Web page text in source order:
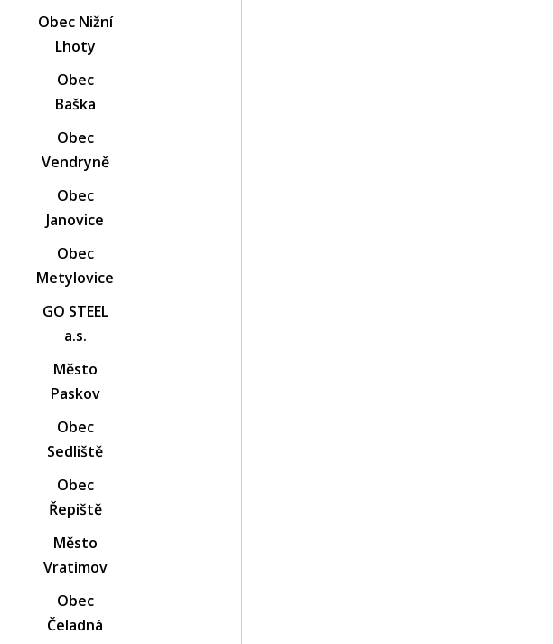
Obec Nižní
Lhoty
Obec
Baška
Obec
Vendryně
Obec
Janovice
Obec
Metylovice
GO STEEL
a.s.
Město
Paskov
Obec
Sedliště
Obec
Řepiště
Město
Vratimov
Obec
Čeladná